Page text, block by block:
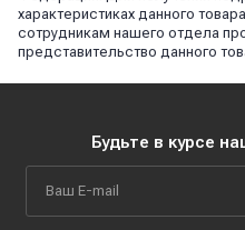
характеристиках данного
сотрудникам нашего отдела
представительство данного
Будьте в курсе